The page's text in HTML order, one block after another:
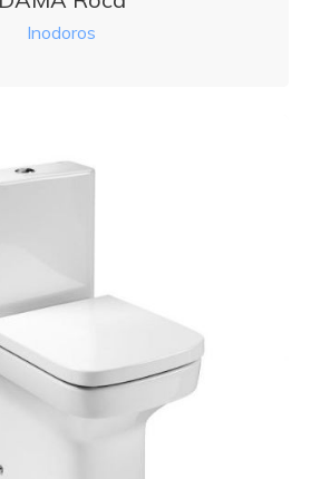
Inodoros